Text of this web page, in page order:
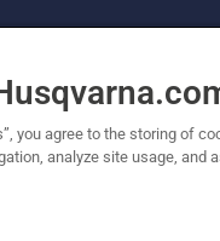
Всички права
you agree to the storing of
analyze site usage, and